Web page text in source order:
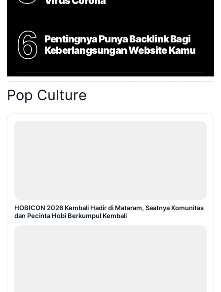
6
Pentingnya Punya Backlink Bagi
Keberlangsungan Website Kamu
Pop Culture
HOBICON 2026 Kembali Hadir di Mataram, Saatnya Komunitas
dan Pecinta Hobi Berkumpul Kembali